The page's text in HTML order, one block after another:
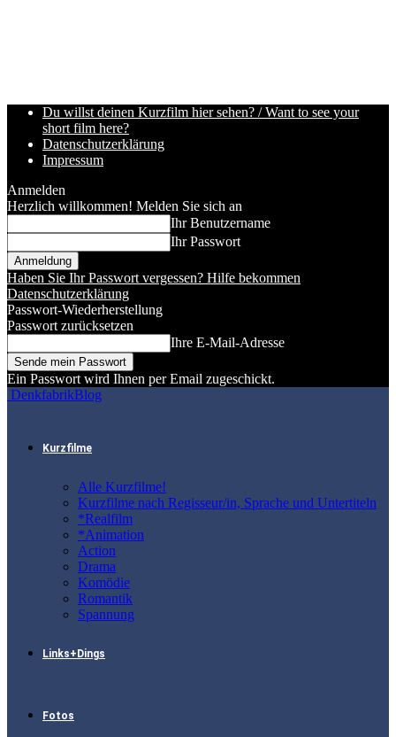
Du willst deinen Kurzfilm hier sehen? / Want to see your
short film here?
Datenschutzerklärung
Impressum
Anmelden
Herzlich willkommen! Melden Sie sich an
Ihr Benutzername
Ihr Passwort
Haben Sie Ihr Passwort vergessen? Hilfe bekommen
Datenschutzerklärung
Passwort-Wiederherstellung
Passwort zurücksetzen
Ihre E-Mail-Adresse
Ein Passwort wird Ihnen per Email zugeschickt.
DenkfabrikBlog
Kurzfilme
Alle Kurzfilme!
Kurzfilme nach Regisseur/in, Sprache und Untertiteln
*Realfilm
*Animation
Action
Drama
Komödie
Romantik
Spannung
Links+Dings
Fotos